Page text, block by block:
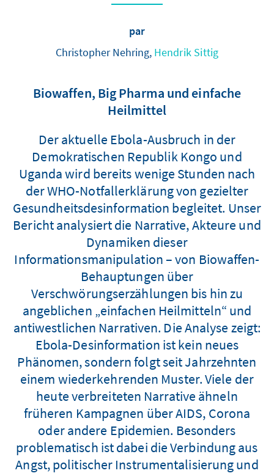
par
Christopher Nehring, Hendrik Sittig
Biowaffen, Big Pharma und einfache
Heilmittel
Der aktuelle Ebola-Ausbruch in der
Demokratischen Republik Kongo und
Uganda wird bereits wenige Stunden nach
der WHO-Notfallerklärung von gezielter
Gesundheitsdesinformation begleitet. Unser
Bericht analysiert die Narrative, Akteure und
Dynamiken dieser
Informationsmanipulation – von Biowaffen-
Behauptungen über
Verschwörungserzählungen bis hin zu
angeblichen „einfachen Heilmitteln“ und
antiwestlichen Narrativen. Die Analyse zeigt:
Ebola-Desinformation ist kein neues
Phänomen, sondern folgt seit Jahrzehnten
einem wiederkehrenden Muster. Viele der
heute verbreiteten Narrative ähneln
früheren Kampagnen über AIDS, Corona
oder andere Epidemien. Besonders
problematisch ist dabei die Verbindung aus
Angst, politischer Instrumentalisierung und